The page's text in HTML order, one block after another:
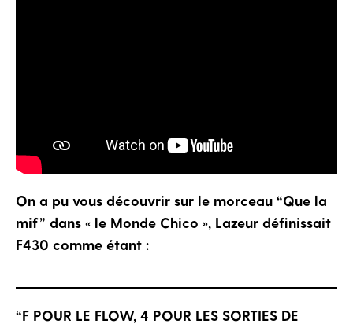
On a pu vous découvrir sur le morceau “Que la
mif” dans « le Monde Chico », Lazeur définissait
F430 comme étant :
“F POUR LE FLOW, 4 POUR LES SORTIES DE